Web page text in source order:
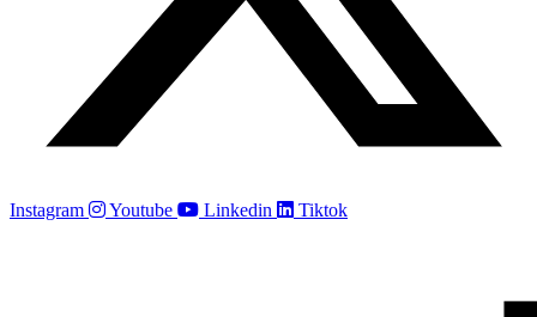
Instagram Youtube Linkedin Tiktok